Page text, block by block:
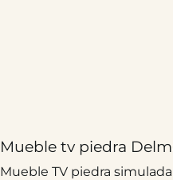
Mueble tv piedra
Mueble TV piedra